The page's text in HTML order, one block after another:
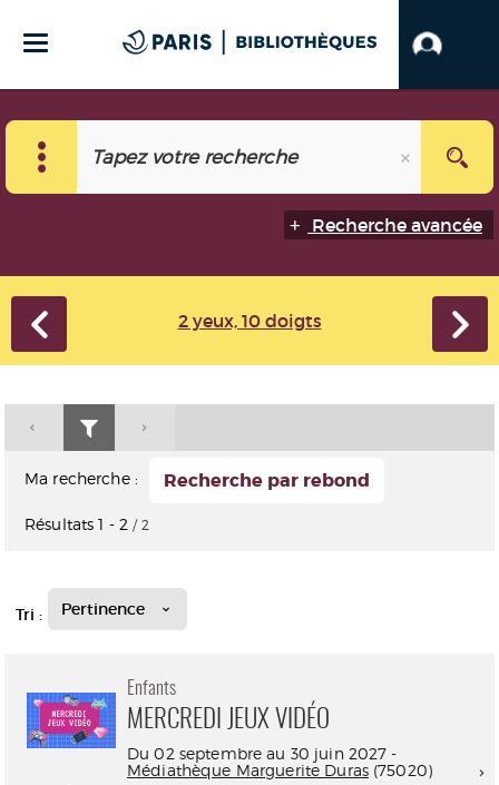
Recherche avancée
2 yeux, 10 doigts
Ma recherche : Recherche par rebond
Résultats1 - 2 / 2
Tri : Pertinence
Enfants
MERCREDI JEUX VIDÉO
Du 02 septembre au 30 juin 2027 -
Médiathèque Marguerite Duras(75020)